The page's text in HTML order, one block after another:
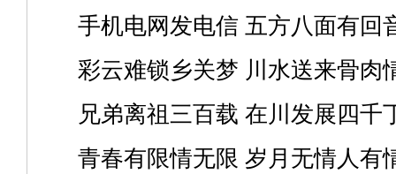
手机电网发电信 五方八面有回
彩云难锁乡关梦 川水送来骨肉
兄弟离祖三百载 在川发展四千
青春有限情无限 岁月无情人有